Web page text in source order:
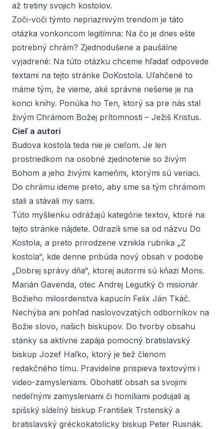
až tretiny svojich kostolov.
Zoči-voči týmto nepriaznivým trendom je táto
otázka vonkoncom legitímna: Na čo je dnes ešte
potrebný chrám? Zjednodušene a paušálne
vyjadrené: Na túto otázku chceme hľadať odpovede
textami na tejto stránke DoKostola. Uľahčené to
máme tým, že vieme, aké správne riešenie je na
konci knihy. Ponúka ho Ten, ktorý sa pre nás stal
živým Chrámom Božej prítomnosti – Ježiš Kristus.
Cieľ a autori
Budova kostola teda nie je cieľom. Je len
prostriedkom na osobné zjednotenie so živým
Bohom a jeho živými kameňmi, ktorými sú veriaci.
Do chrámu ideme preto, aby sme sa tým chrámom
stali a stávali my sami.
Túto myšlienku odrážajú kategórie textov, ktoré na
tejto stránke nájdete. Odrazili sme sa od názvu Do
Kostola, a preto prirodzene vznikla rubrika „Z
kostola“, kde denne pribúda nový obsah v podobe
„Dobrej správy dňa“, ktorej autormi sú kňazi Mons.
Marián Gavenda, otec Andrej Legutký či misionár
Božieho milosrdenstva kapucín Felix Ján Tkáč.
Nechýba ani pohľad naslovovzatých odborníkov na
Božie slovo, našich biskupov. Do tvorby obsahu
stánky sa aktívne zapája pomocný bratislavský
biskup Jozef Haľko, ktorý je tiež členom
redakčného tímu. Pravidelne prispieva textovými i
video-zamysleniami. Obohatiť obsah sa svojimi
nedeľnými zamysleniami či homíliami podujali aj
spišský sídelný biskup František Trstenský a
bratislavský gréckokatolícky biskup Peter Rusnák.